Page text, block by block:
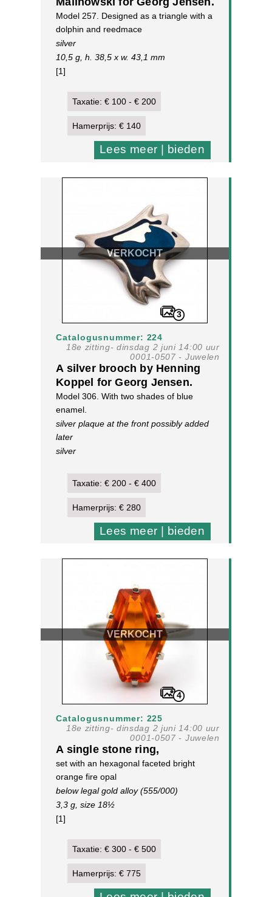
Model 257. Designed as a triangle with a
dolphin and reedmace
silver
10,5 g, h. 38,5 x w. 43,1 mm
[1]
Taxatie: € 100 - € 200
Hamerprijs: € 140
Lees meer | bieden
VERKOCHT
3
Catalogusnummer: 224
18e zitting- dinsdag 2 juni 14:00 uur
0001-0507 - Juwelen
A silver brooch by Henning
Koppel for Georg Jensen.
Model 306. With two shades of blue
enamel.
silver plaque at the front possibly added
later
silver
Taxatie: € 200 - € 400
Hamerprijs: € 280
Lees meer | bieden
VERKOCHT
4
Catalogusnummer: 225
18e zitting- dinsdag 2 juni 14:00 uur
0001-0507 - Juwelen
A single stone ring,
set with an hexagonal faceted bright
orange fire opal
below legal gold alloy (555/000)
3,3 g, size 18½
[1]
Taxatie: € 300 - € 500
Hamerprijs: € 775